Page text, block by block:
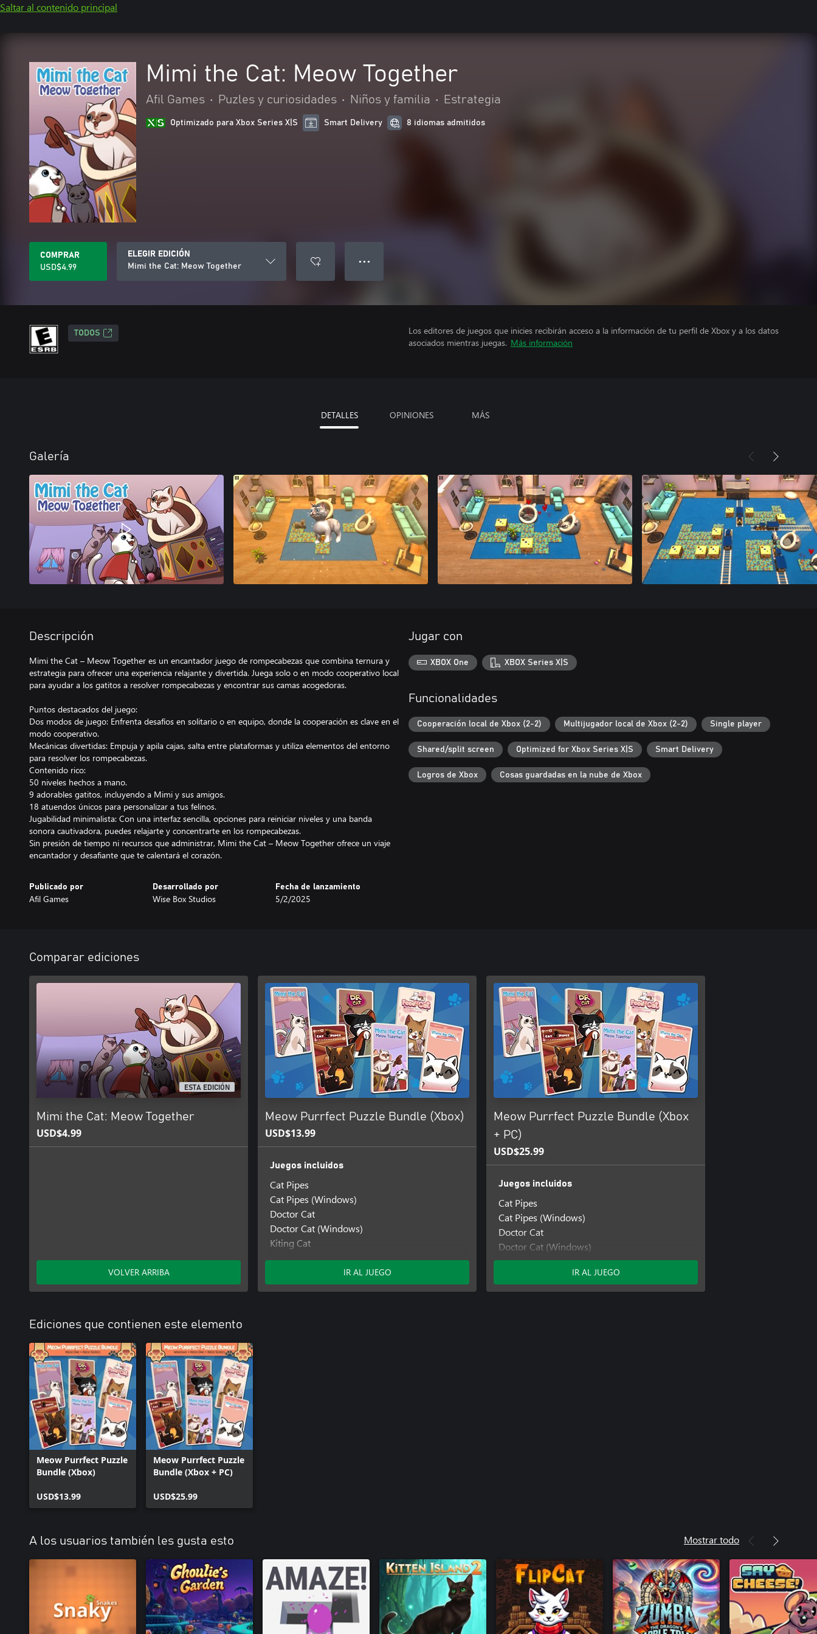
Saltar al contenido principal
Mimi the Cat: Meow Together
Afil Games • Puzles y curiosidades • Niños y familia • Estrategia
Optimizado para Xbox Series X|S Smart Delivery 8 idiomas admitidos
COMPRAR
USD$4.99
ELEGIR EDICIÓN
Mimi the Cat: Meow Together
● ● ●
TODOS
Los editores de juegos que inicies recibirán acceso a la información de tu perfil de Xbox y a los datos
asociados mientras juegas. Más información
DETALLES OPINIONES MÁS
Galería
Descripción
Mimi the Cat – Meow Together es un encantador juego de rompecabezas que combina ternura y
estrategia para ofrecer una experiencia relajante y divertida. Juega solo o en modo cooperativo local
para ayudar a los gatitos a resolver rompecabezas y encontrar sus camas acogedoras.
Puntos destacados del juego:
Dos modos de juego: Enfrenta desafíos en solitario o en equipo, donde la cooperación es clave en el
modo cooperativo.
Mecánicas divertidas: Empuja y apila cajas, salta entre plataformas y utiliza elementos del entorno
para resolver los rompecabezas.
Contenido rico:
50 niveles hechos a mano.
9 adorables gatitos, incluyendo a Mimi y sus amigos.
18 atuendos únicos para personalizar a tus felinos.
Jugabilidad minimalista: Con una interfaz sencilla, opciones para reiniciar niveles y una banda
sonora cautivadora, puedes relajarte y concentrarte en los rompecabezas.
Sin presión de tiempo ni recursos que administrar, Mimi the Cat – Meow Together ofrece un viaje
encantador y desafiante que te calentará el corazón.
Publicado por
Afil Games
Desarrollado por
Wise Box Studios
Fecha de lanzamiento
5/2/2025
Jugar con
XBOX One XBOX Series X|S
Funcionalidades
Cooperación local de Xbox (2-2) Multijugador local de Xbox (2-2) Single player
Shared/split screen Optimized for Xbox Series X|S Smart Delivery
Logros de Xbox Cosas guardadas en la nube de Xbox
Comparar ediciones
ESTA EDICIÓN
Mimi the Cat: Meow Together
USD$4.99
VOLVER ARRIBA
Meow Purrfect Puzzle Bundle (Xbox)
USD$13.99
Juegos incluidos
Cat Pipes
Cat Pipes (Windows)
Doctor Cat
Doctor Cat (Windows)
Kiting Cat
Kiting Cat (Windows)
Mimi the Cat: Meow Together
Mimi the Cat: Meow Together (Windows)
IR AL JUEGO
Meow Purrfect Puzzle Bundle (Xbox
+ PC)
USD$25.99
Juegos incluidos
Cat Pipes
Cat Pipes (Windows)
Doctor Cat
Doctor Cat (Windows)
Kiting Cat
Kiting Cat (Windows)
Mimi the Cat: Meow Together
IR AL JUEGO
Ediciones que contienen este elemento
Meow Purrfect Puzzle
Bundle (Xbox)
USD$13.99
Meow Purrfect Puzzle
Bundle (Xbox + PC)
USD$25.99
A los usuarios también les gusta esto Mostrar todo